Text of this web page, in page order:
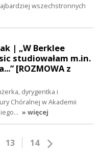
wszechstronnych
| „W Berklee
studiowałam m.in.
[ROZMOWA z
dyrygentka i
Chóralnej w Akademii
» więcej
13 14